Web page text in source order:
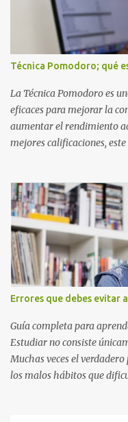
impreso son los siguientes
del instituto (Es muy
(Puede ser: Ensayo sobre
Nombre completo del
escrito La clase, materia
o catedrático Ciudad y
Técnica Pomodoro; qué
La Técnica Pomodoro es
eficaces para mejorar la
aumentar el rendimiento
mejores calificaciones,
Técnica Pomodoro es un
creado para mejorar la
en dividir el estudio en
separados por pequeños
recuperarse. A diferencia
sistema aprovecha la
mantener la atención
aprender más en menos
Si alguna vez has sentido
libros pero aprendes poco,
Errores que debes evitar
Guía completa para
Estudiar no consiste
Muchas veces el
los malos hábitos que